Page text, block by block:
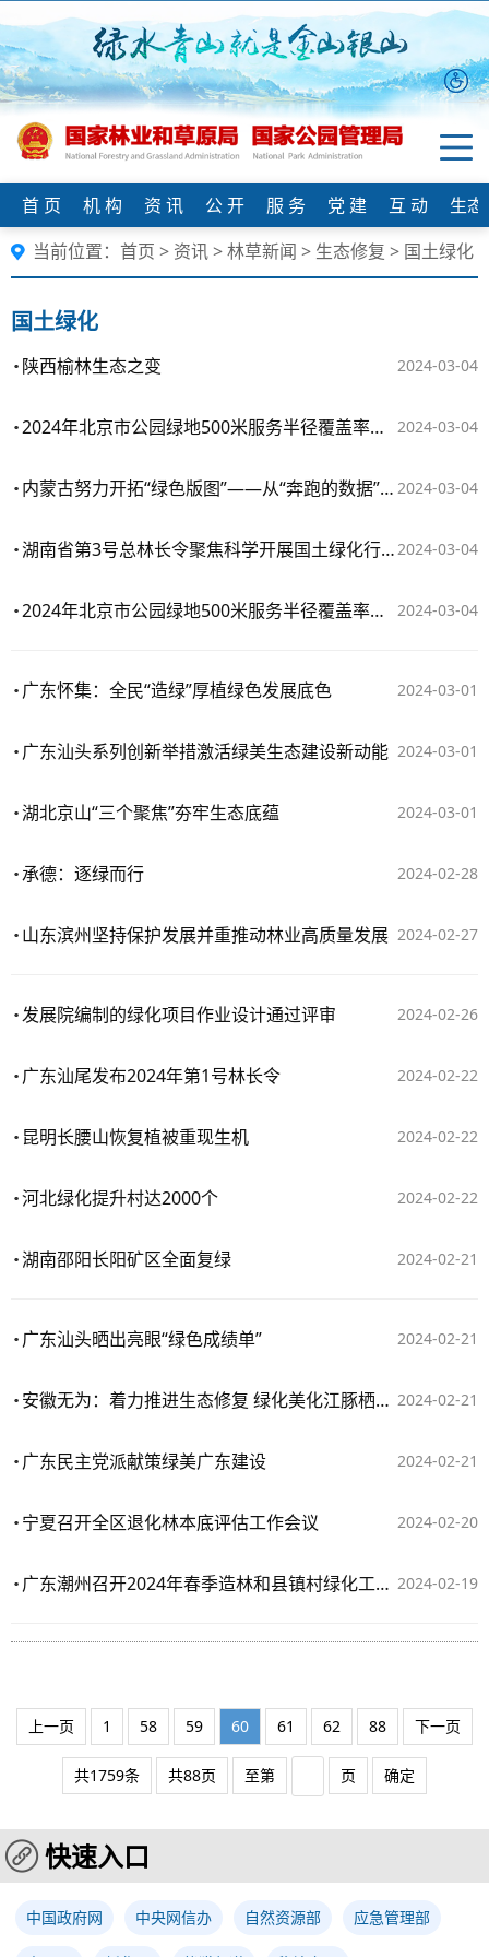
首 页 机 构 资 讯 公 开 服 务 党 建 互 动
生
当前位置： 首页 > 资讯>林草新闻 > 生态修复 > 国土绿化
国土绿化
2024-03-04
陕西榆林生态之变
2024-03-04
2024年北京市公园绿地500米服务半径覆盖率将达91%
2024-03-04
内蒙古努力开拓“绿色版图”——从“奔跑的数据”中看内蒙古的奋进担当
2024-03-04
湖南省第3号总林长令聚焦科学开展国土绿化行动
2024-03-04
2024年北京市公园绿地500米服务半径覆盖率将达91%
2024-03-01
广东怀集：全民“造绿”厚植绿色发展底色
2024-03-01
广东汕头系列创新举措激活绿美生态建设新动能
2024-03-01
湖北京山“三个聚焦”夯牢生态底蕴
2024-02-28
承德：逐绿而行
2024-02-27
山东滨州坚持保护发展并重推动林业高质量发展
2024-02-26
发展院编制的绿化项目作业设计通过评审
2024-02-22
广东汕尾发布2024年第1号林长令
2024-02-22
昆明长腰山恢复植被重现生机
2024-02-22
河北绿化提升村达2000个
2024-02-21
湖南邵阳长阳矿区全面复绿
2024-02-21
广东汕头晒出亮眼“绿色成绩单”
2024-02-21
安徽无为：着力推进生态修复 绿化美化江豚栖息地
2024-02-21
广东民主党派献策绿美广东建设
2024-02-20
宁夏召开全区退化林本底评估工作会议
2024-02-19
广东潮州召开2024年春季造林和县镇村绿化工作推进会
上一页 1 58 59 60 61 62 88 下一页
共1759条 共88页 至第 页 确定
快速入口
中国政府网 中央网信办 自然资源部 应急管理部